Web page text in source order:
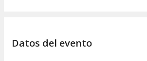
COMIDA
Datos del evento